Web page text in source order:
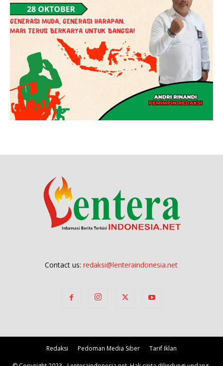
Contact us:redaksi@lenteraindonesia.net
Redaksi Pedoman Media Siber Tarif Iklan